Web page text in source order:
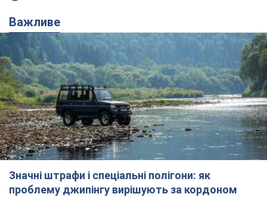
Важливе
Значні штрафи і спеціальні полігони: як
проблему джипінгу вирішують за кордоном